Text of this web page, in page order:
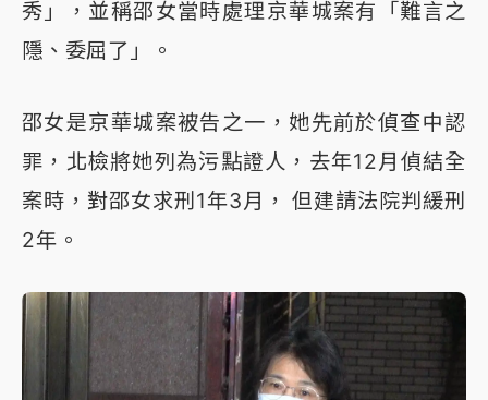
秀」，並稱邵女當時處理京華城案有「難言之
隱、委屈了」。
邵女是京華城案被告之一，她先前於偵查中認
罪，北檢將她列為污點證人，去年12月偵結全
案時，對邵女求刑1年3月， 但建請法院判緩刑
2年。